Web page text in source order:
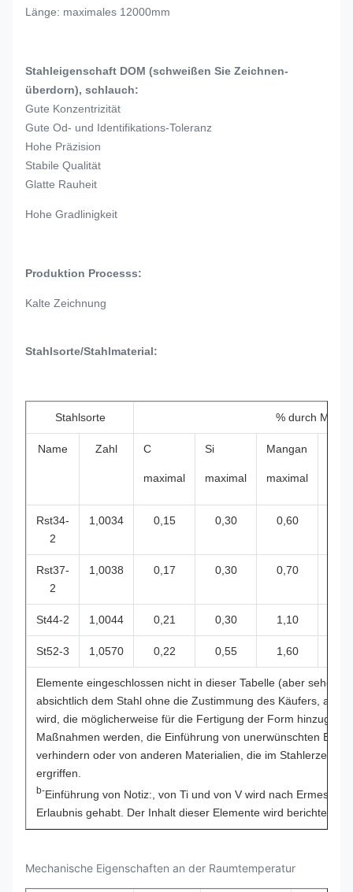
Länge: maximales 12000mm
Stahleigenschaft DOM (schweißen Sie Zeichnen-
überdorn), schlauch:
Gute Konzentrizität
Gute Od- und Identifikations-Toleranz
Hohe Präzision
Stabile Qualität
Glatte Rauheit
Hohe Gradlinigkeit
Produktion Processs:
Kalte Zeichnung
Stahlsorte/Stahlmaterial:
Stahlsorte % durch Masse
Name Zahl C
maximal
Si
maximal
Mangan
maximal
Rst34-
2
1,0034 0,15 0,30 0,60
Rst37-
2
1,0038 0,17 0,30 0,70
St44-2 1,0044 0,21 0,30 1,10
St52-3 1,0570 0,22 0,55 1,60
Elemente eingeschlossen nicht in dieser Tabelle (aber sehen
absichtlich dem Stahl ohne die Zustimmung des Käufers,
wird, die möglicherweise für die Fertigung der Form
Maßnahmen werden, die Einführung von unerwünschten
verhindern oder von anderen Materialien, die im
ergriffen.
b-Einführung von Notiz:, von Ti und von V wird nach Ermessen
Erlaubnis gehabt. Der Inhalt dieser Elemente wird berichtet.
Mechanische Eigenschaften an der Raumtemperatur